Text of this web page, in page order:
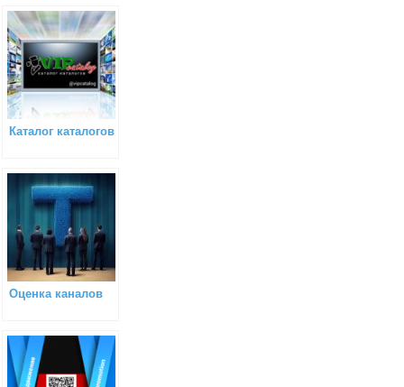
Каталог каталогов
Оценка каналов